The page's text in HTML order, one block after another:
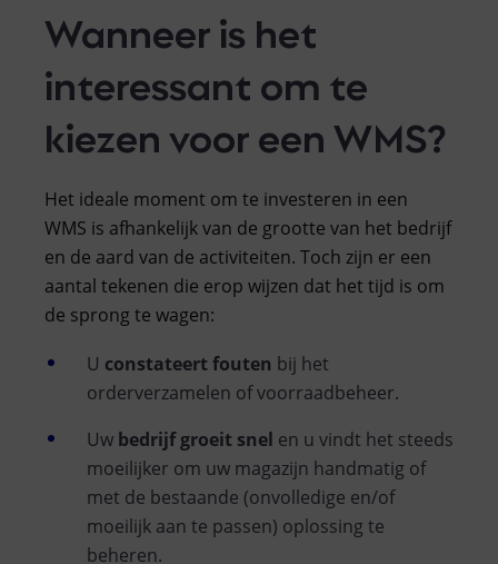
Wanneer is het
interessant om te
kiezen voor een WMS?
Het ideale moment om te investeren in een
WMS is afhankelijk van de grootte van het bedrijf
en de aard van de activiteiten. Toch zijn er een
aantal tekenen die erop wijzen dat het tijd is om
de sprong te wagen:
U constateert fouten bij het
orderverzamelen of voorraadbeheer.
Uw bedrijf groeit snel en u vindt het steeds
moeilijker om uw magazijn handmatig of
met de bestaande (onvolledige en/of
moeilijk aan te passen) oplossing te
beheren.